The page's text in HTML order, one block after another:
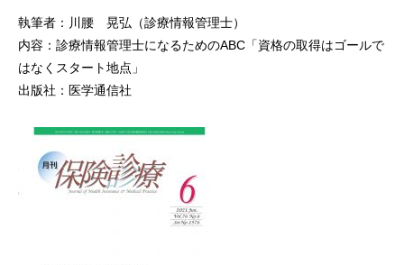
執筆者：川腰 晃弘（診療情報管理士）
内容：診療情報管理士になるためのABC「資格の取得はゴールで
はなくスタート地点」
出版社：医学通信社